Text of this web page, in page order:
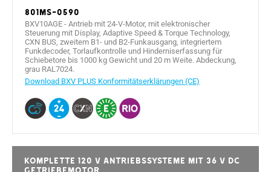
801MS-0590
BXV10AGE - Antrieb mit 24-V-Motor, mit elektronischer
Steuerung mit Display, Adaptive Speed & Torque Technology,
CXN BUS, zweitem B1- und B2-Funkausgang, integriertem
Funkdecoder, Torlaufkontrolle und Hinderniserfassung für
Schiebetore bis 1000 kg Gewicht und 20 m Weite. Abdeckung,
grau RAL7024.
Download BXV PLUS Konformitätserklärungen (CE)
Komplette 120 V Antriebssysteme mit 36 V DC
Getriebemotor